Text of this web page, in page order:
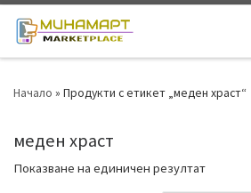
Skip to content
Начало » Продукти с етикет „меден храст“
меден храст
Показване на единичен резултат